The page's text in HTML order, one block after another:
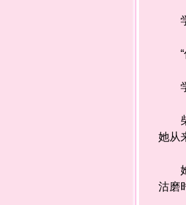
学
“你
学
柴
她从
她
沽磨